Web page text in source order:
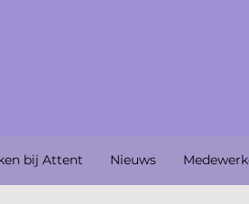
bij Attent Nieuws